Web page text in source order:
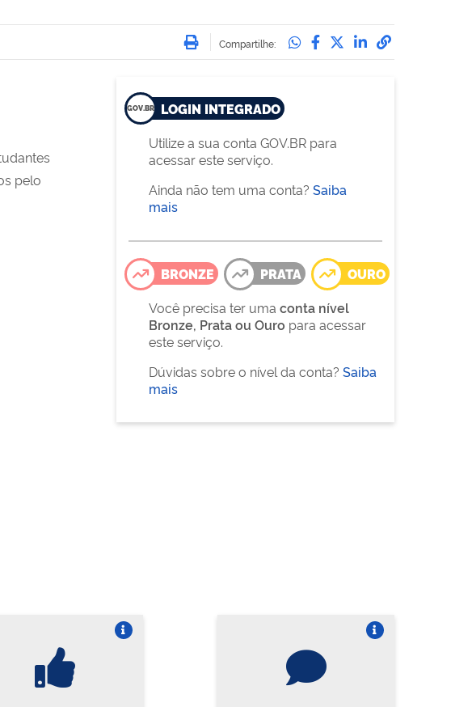
Imprimir
Compartilhe: Compartilhe no
Compartilhe no
Compartilhe no
Compartilhe
pelo
LOGIN INTEGRADO
Utilize a sua conta GOV.BR para
acessar este serviço.
Ainda não tem uma conta? Saiba
mais
BRONZE PRATA
OURO
Você precisa ter uma conta nível
Bronze, Prata ou Ouro para acessar
este serviço.
Dúvidas sobre o nível da conta? Saiba
mais